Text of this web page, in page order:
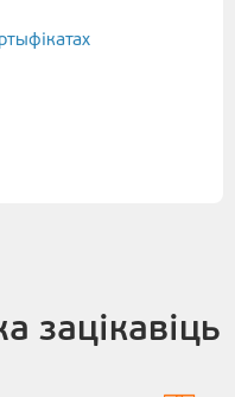
зацікавіць